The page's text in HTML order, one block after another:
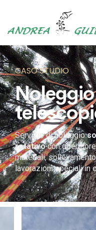
CASO STUDIO
Servizio di noleggio
rotativocon
materiali,
lavorazioni speciali in